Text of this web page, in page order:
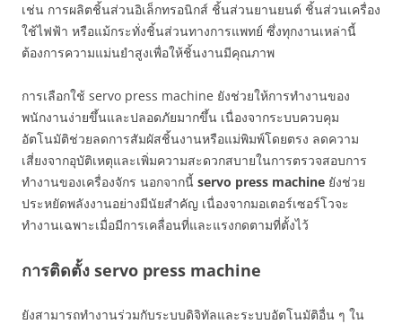
เช่น การผลิตชิ้นส่วนอิเล็กทรอนิกส์ ชิ้นส่วนยานยนต์ ชิ้นส่วนเครื่อง
ใช้ไฟฟ้า หรือแม้กระทั่งชิ้นส่วนทางการแพทย์ ซึ่งทุกงานเหล่านี้
ต้องการความแม่นยำสูงเพื่อให้ชิ้นงานมีคุณภาพ
การเลือกใช้ servo press machine ยังช่วยให้การทำงานของ
พนักงานง่ายขึ้นและปลอดภัยมากขึ้น เนื่องจากระบบควบคุม
อัตโนมัติช่วยลดการสัมผัสชิ้นงานหรือแม่พิมพ์โดยตรง ลดความ
เสี่ยงจากอุบัติเหตุและเพิ่มความสะดวกสบายในการตรวจสอบการ
ทำงานของเครื่องจักร นอกจากนี้ servo press machine ยังช่วย
ประหยัดพลังงานอย่างมีนัยสำคัญ เนื่องจากมอเตอร์เซอร์โวจะ
ทำงานเฉพาะเมื่อมีการเคลื่อนที่และแรงกดตามที่ตั้งไว้
การติดตั้ง servo press machine
ยังสามารถทำงานร่วมกับระบบดิจิทัลและระบบอัตโนมัติอื่น ๆ ใน